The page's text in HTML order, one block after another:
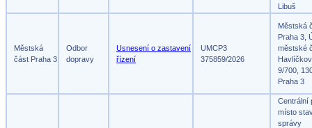
Libuš
Městská
část Praha 3
Odbor
dopravy
Usnesení o zastavení
řízení
UMCP3
375859/2026
Městská
Praha 3,
městské
9/700,
Praha 3
Centrální
místo
správy